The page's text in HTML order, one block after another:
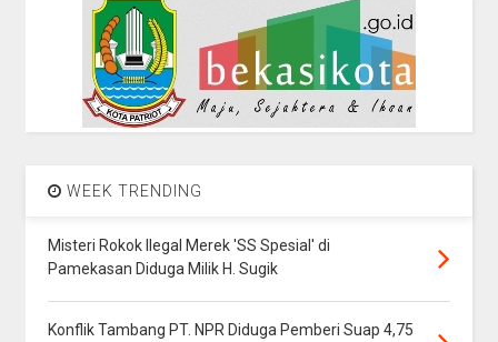
WEEK TRENDING
Misteri Rokok Ilegal Merek 'SS Spesial' di
Pamekasan Diduga Milik H. Sugik
Konflik Tambang PT. NPR Diduga Pemberi Suap 4,75